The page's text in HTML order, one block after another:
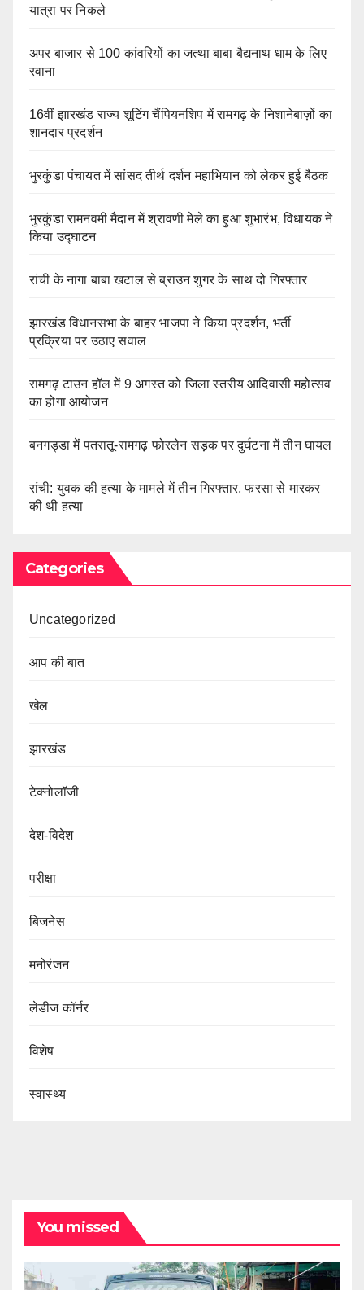
यात्रा पर निकले
अपर बाजार से 100 कांवरियों का जत्था बाबा बैद्यनाथ धाम के लिए
रवाना
16वीं झारखंड राज्य शूटिंग चैंपियनशिप में रामगढ़ के निशानेबाज़ों का
शानदार प्रदर्शन
भुरकुंडा पंचायत में सांसद तीर्थ दर्शन महाभियान को लेकर हुई बैठक
भुरकुंडा रामनवमी मैदान में श्रावणी मेले का हुआ शुभारंभ, विधायक ने
किया उद्घाटन
रांची के नागा बाबा खटाल से ब्राउन शुगर के साथ दो गिरफ्तार
झारखंड विधानसभा के बाहर भाजपा ने किया प्रदर्शन, भर्ती
प्रक्रिया पर उठाए सवाल
रामगढ़ टाउन हॉल में 9 अगस्त को जिला स्तरीय आदिवासी महोत्सव
का होगा आयोजन
बनगड्डा में पतरातू-रामगढ़ फोरलेन सड़क पर दुर्घटना में तीन घायल
रांची: युवक की हत्या के मामले में तीन गिरफ्तार, फरसा से मारकर
की थी हत्या
Categories
Uncategorized
आप की बात
खेल
झारखंड
टेक्नोलॉजी
देश-विदेश
परीक्षा
बिजनेस
मनोरंजन
लेडीज कॉर्नर
विशेष
स्वास्थ्य
You missed